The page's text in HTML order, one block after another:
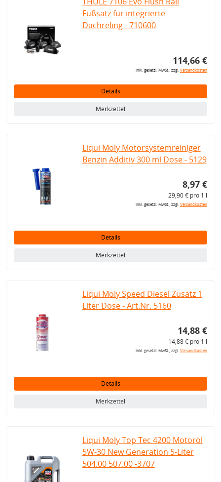
Fußsatz für integrierte
Dachreling - 710600
114,66 €
inkl. gesetzl. MwSt., zzgl.Versandkosten
Details
Merkzettel
Liqui Moly Motorsystemreiniger
Benzin Additiv 300 ml Dose - 5129
8,97 €
29,90 € pro 1 l
inkl. gesetzl. MwSt., zzgl.Versandkosten
Details
Merkzettel
Liqui Moly Speed Diesel Zusatz 1
Liter Dose - Art.Nr. 5160
14,88 €
14,88 € pro 1 l
inkl. gesetzl. MwSt., zzgl.Versandkosten
Details
Merkzettel
Liqui Moly Top Tec 4200 Motoröl
5W-30 New Generation 5-Liter
504.00 507.00 -3707